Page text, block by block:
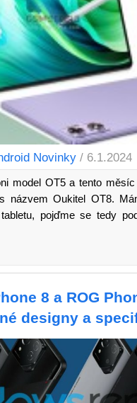
Novinky / 6.1.2024
model OT5 a tento
názvem Oukitel OT8.
pojďme se tedy
8 a ROG
designy a